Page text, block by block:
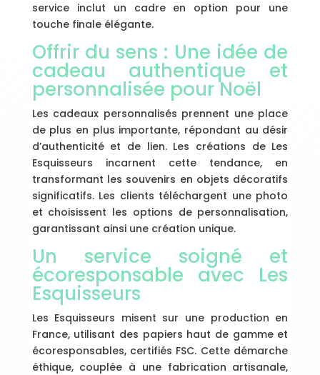
service inclut un cadre en option pour une
touche finale élégante.
Offrir du sens : Une idée de
cadeau authentique et
personnalisée pour Noël
Les cadeaux personnalisés prennent une place
de plus en plus importante, répondant au désir
d’authenticité et de lien. Les créations de Les
Esquisseurs incarnent cette tendance, en
transformant les souvenirs en objets décoratifs
significatifs. Les clients téléchargent une photo
et choisissent les options de personnalisation,
garantissant ainsi une création unique.
Un service soigné et
écoresponsable avec Les
Esquisseurs
Les Esquisseurs misent sur une production en
France, utilisant des papiers haut de gamme et
écoresponsables, certifiés FSC. Cette démarche
éthique, couplée à une fabrication artisanale,